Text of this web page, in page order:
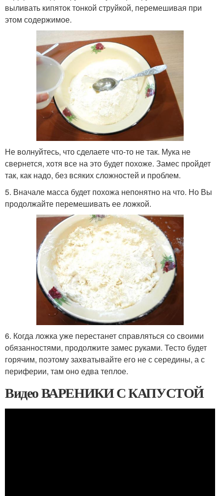
выливать кипяток тонкой струйкой, перемешивая при
этом содержимое.
Не волнуйтесь, что сделаете что-то не так. Мука не
свернется, хотя все на это будет похоже. Замес пройдет
так, как надо, без всяких сложностей и проблем.
5. Вначале масса будет похожа непонятно на что. Но Вы
продолжайте перемешивать ее ложкой.
6. Когда ложка уже перестанет справляться со своими
обязанностями, продолжите замес руками. Тесто будет
горячим, поэтому захватывайте его не с середины, а с
периферии, там оно едва теплое.
Видео ВАРЕНИКИ С КАПУСТОЙ